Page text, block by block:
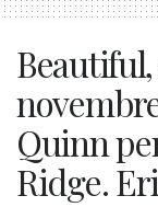
Quinn
Ridge.